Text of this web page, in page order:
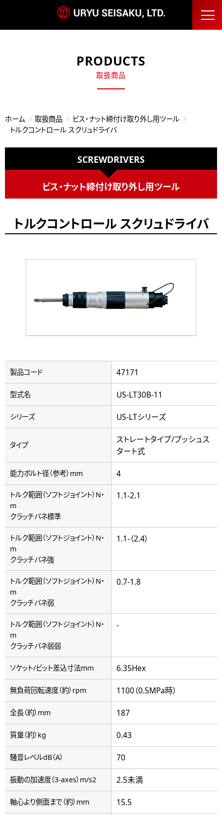
PRODUCTS
取扱商品
ホーム 取扱商品
ビス・ナット締付け取り外し用ツール
トルクコントロール スクリュドライバ
SCREWDRIVERS
ビス・ナット締付け取り外し用ツール
トルクコントロール スクリュドライバ
製品コード 47171
型式名 US-LT30B-11
シリーズ US-LTシリーズ
タイプ
ストレートタイプ/プッシュス
タート式
能力ボルト径（参考）mm 4
トルク範囲（ソフトジョイント）N・
m
クラッチバネ標準
1.1-2.1
トルク範囲（ソフトジョイント）N・
m
クラッチバネ強
1.1-（2.4）
トルク範囲（ソフトジョイント）N・
m
クラッチバネ弱
0.7-1.8
トルク範囲（ソフトジョイント）N・
m
クラッチバネ弱弱
-
ソケット/ビット差込寸法mm 6.35Hex
無負荷回転速度（約）rpm 1100（0.5MPa時）
全長（約）mm 187
質量（約）kg 0.43
騒音レベルdB（A） 70
振動の加速度（3-axes）m/s2 2.5未満
軸心より側面まで（約）mm 15.5